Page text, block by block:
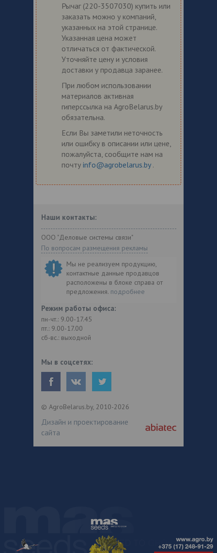
Рычаг (220-3507030) купить или
заказать можно у компаний,
указанных на этой странице.
Указанная цена может
отличаться от фактической.
Уточняйте цену и условия
доставки у продавца заранее.
При любом использовании
материалов активная
гиперссылка на AgroBelarus.by
обязательна.
Если Вы заметили неточность
или ошибку в описании или цене,
пожалуйста, сообщите нам на
почту info@agrobelarus.by .
Наши контакты:
ООО "Деловые системы связи"
По вопросам размещения рекламы
Мы не реализуем продукцию,
контактные данные продавцов
расположены в блоке справа от
предложения. подробнее
Режим работы офиса:
пн-чт.: 9.00-17.45
пт.: 9.00-17.00
сб-вс.: выходной
Мы в соцсетях:
© AgroBelarus.by, 2010-2026
Дизайн и проектирование
сайта